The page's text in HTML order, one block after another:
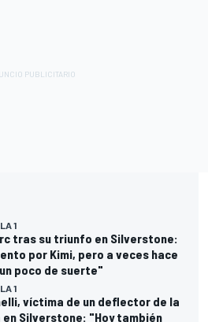
1
tras su triunfo en Silverstone:
por Kimi, pero a veces hace
poco de suerte"
1
víctima de un deflector de la
en Silverstone: "Hoy también